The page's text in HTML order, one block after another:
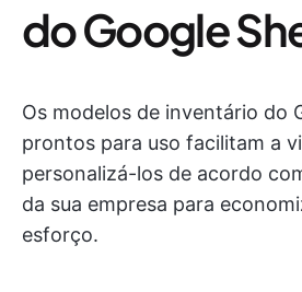
do Google
Os modelos de inventário do
prontos para uso facilitam a
personalizá-los de acordo
da sua empresa para
esforço.